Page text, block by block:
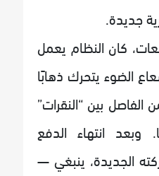
جديدة.
كان النظام يعمل
الضوء يتحرك ذهابًا
الفاصل بين “النقرات”
وبعد انتهاء الدفع
الجديدة، ينبغي —